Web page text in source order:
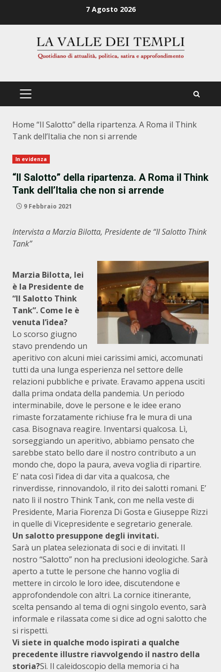
7 Agosto 2026
PRIMÄRES
Home “Il Salotto” della ripartenza. A Roma il Think
Tank dell’Italia che non si arrende
In evidenza
“Il Salotto” della ripartenza. A Roma il Think
Tank dell’Italia che non si arrende
9 Febbraio 2021
Intervista a Marzia Bilotta, Presidente de “Il Salotto Think
Tank”
Marzia Bilotta, lei
è la Presidente de
“Il Salotto Think
Tank”. Come le è
venuta l’idea?
Lo scorso giugno
stavo prendendo un
aperitivo con alcuni miei carissimi amici, accomunati
tutti da una lunga esperienza nel settore delle
relazioni pubbliche e private. Eravamo appena usciti
dalla prima ondata della pandemia. Un periodo
interminabile, dove le persone e le idee erano
rimaste forzatamente richiuse fra le mura di una
casa. Bisognava reagire. Inventarsi qualcosa. Lì,
sorseggiando un aperitivo, abbiamo pensato che
sarebbe stato bello dare il nostro contributo a un
mondo che, dopo la paura, aveva voglia di ripartire.
E’ nata così l’idea di dar vita a qualcosa, che
rinverdisse, rinnovandolo, il rito dei salotti romani. E’
nato lì il nostro Think Tank, con me nella veste di
Presidente, Maria Fiorenza Di Gosta e Giuseppe Rizzi
in quelle di Vicepresidente e segretario generale.
Un salotto presuppone degli invitati.
Sarà un platea selezionata di soci e di invitati. Il
nostro “Salotto” non ha preclusioni ideologiche. Sarà
aperto a tutte le persone che hanno voglia di
mettere in circolo le loro idee, discutendone e
approfondendole con altri. La cornice itinerante,
scelta pensando al tema di ogni singolo evento, sarà
informale e rilassata come si dice ad ogni salotto che
si rispetti.
Vi siete in qualche modo ispirati a qualche
precedente illustre riavvolgendo il nastro della
storia?Sì. Il caleidoscopio della memoria ci ha